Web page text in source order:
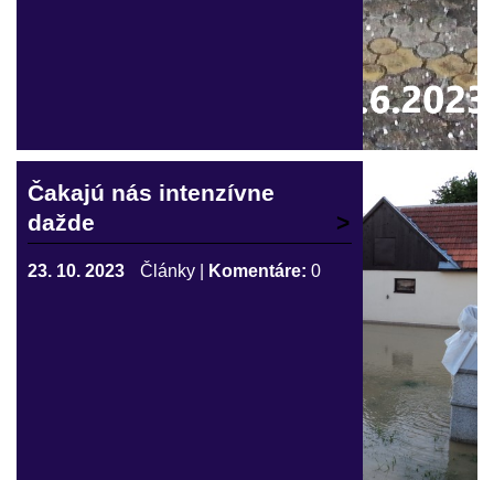
Čakajú nás intenzívne
dažde
23. 10. 2023 Články Komentáre: 0